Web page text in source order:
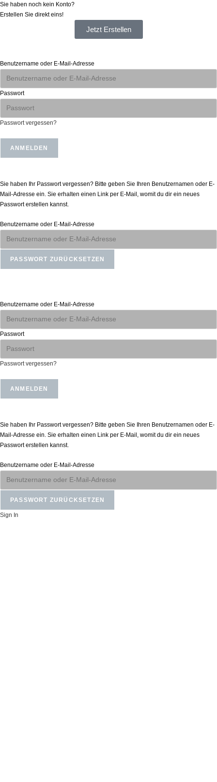
Sie haben noch kein Konto?
Erstellen Sie direkt eins!
Jetzt Erstellen
Benutzername oder E-Mail-Adresse
Passwort
Passwort vergessen?
Sie haben Ihr Passwort vergessen? Bitte geben Sie Ihren Benutzernamen oder E-
Mail-Adresse ein. Sie erhalten einen Link per E-Mail, womit du dir ein neues
Passwort erstellen kannst.
Benutzername oder E-Mail-Adresse
Benutzername oder E-Mail-Adresse
Passwort
Passwort vergessen?
Sie haben Ihr Passwort vergessen? Bitte geben Sie Ihren Benutzernamen oder E-
Mail-Adresse ein. Sie erhalten einen Link per E-Mail, womit du dir ein neues
Passwort erstellen kannst.
Benutzername oder E-Mail-Adresse
Sign In